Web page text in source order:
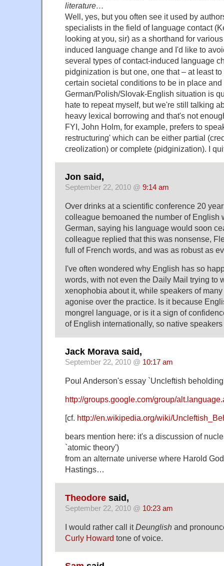
literature…
Well, yes, but you often see it used by
specialists in the field of language contact
looking at you, sir) as a shorthand for
induced language change and I'd like to
several types of contact-induced language
pidginization is but one, one that – at least
certain societal conditions to be in place and
German/Polish/Slovak-English situation is
hate to repeat myself, but we're still talking
heavy lexical borrowing and that's not
FYI, John Holm, for example, prefers to
restructuring' which can be either partial
creolization) or complete (pidginization). I
Jon said,
September 22, 2010 @ 9:14 am
Over drinks at a scientific conference 20
colleague bemoaned the number of English
German, saying his language would soon
colleague replied that this was nonsense,
full of French words, and was as robust as
I've often wondered why English has so
words, with not even the Daily Mail trying to
xenophobia about it, while speakers of
agonise over the practice. Is it because
mongrel language, or is it a sign of
of English internationally, so native
Jack Morava said,
September 22, 2010 @ 10:17 am
Poul Anderson's essay `Uncleftish
http://groups.google.com/group/
[cf. http://en.wikipedia.org/wiki/
bears mention here: it's a discussion of
`atomic theory')
from an alternate universe where Harold
Hastings…
Theodore said,
September 22, 2010 @ 10:23 am
I would rather call itDeunglish and
Curly Howard tone of voice.